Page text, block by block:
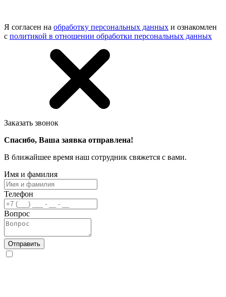
Я согласен на обработку персональных данных и ознакомлен
с политикой в отношении обработки персональных данных
Заказать звонок
Спасибо, Ваша заявка отправлена!
В ближайшее время наш сотрудник свяжется с вами.
Имя и фамилия
Телефон
Вопрос
Отправить